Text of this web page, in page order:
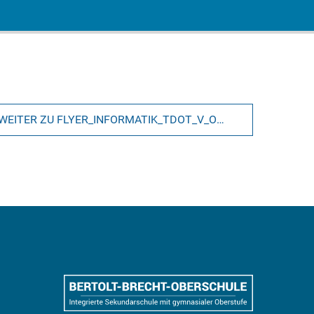
WEITER ZU FLYER_INFORMATIK_TDOT_V_ONLINE